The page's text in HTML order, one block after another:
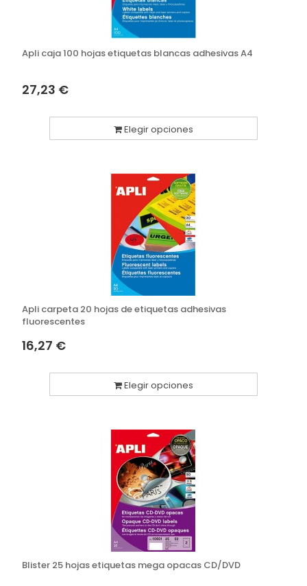
Apli caja 100 hojas etiquetas blancas adhesivas A4
27,23 €
Elegir opciones
Apli carpeta 20 hojas de etiquetas adhesivas
fluorescentes
16,27 €
Elegir opciones
Blister 25 hojas etiquetas mega opacas CD/DVD